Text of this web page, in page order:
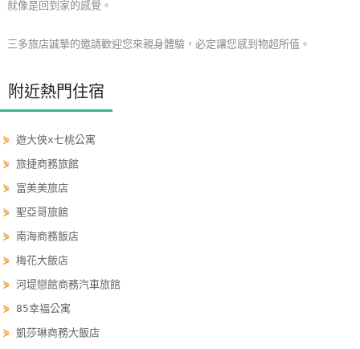
樂
顧
客
務
客
滿
意
度
就像是回到家的感覺。
三多旅店誠摯的邀請歡迎您來親身體驗，必定讓您感到物超所值。
附近熱門住宿
⋟遊大俠x七桃公寓
⋟旅捷商務旅館
⋟ 富美美旅店
⋟聖亞哥旅館
⋟南海商務飯店
⋟梅花大飯店
⋟河堤戀館商務汽車旅館
⋟ 85幸福公寓
⋟凱莎琳商務大飯店